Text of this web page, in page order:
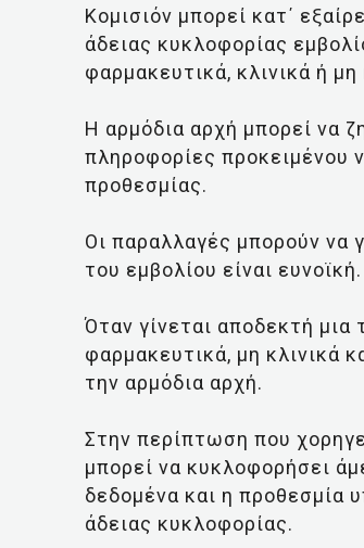
Κομισιόν μπορεί κατ΄
άδειας κυκλοφορίας
φαρμακευτικά, κλινικά ή μη
Η αρμόδια αρχή μπορεί να
πληροφορίες προκειμένου
προθεσμίας.
Οι παραλλαγές μπορούν να
του εμβολίου είναι ευνοϊκή.
Όταν γίνεται αποδεκτή
φαρμακευτικά, μη κλινικά
την αρμόδια αρχή.
Στην περίπτωση που
μπορεί να κυκλοφορήσει
δεδομένα και η προθεσμία
άδειας κυκλοφορίας.